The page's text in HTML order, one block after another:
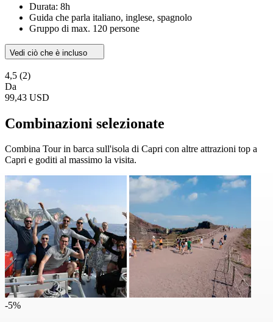
Durata: 8h
Guida che parla italiano, inglese, spagnolo
Gruppo di max. 120 persone
Vedi ciò che è incluso
4,5 (2)
Da
99,43 USD
Combinazioni selezionate
Combina Tour in barca sull'isola di Capri con altre attrazioni top a
Capri e goditi al massimo la visita.
-5%